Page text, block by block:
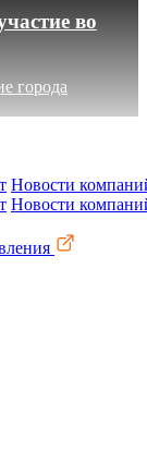
во
города
Новости
Новости